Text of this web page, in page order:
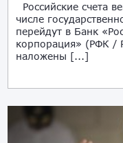
Российские счета
числе
перейдут в Банк
корпорация» (РФК /
наложены [...]